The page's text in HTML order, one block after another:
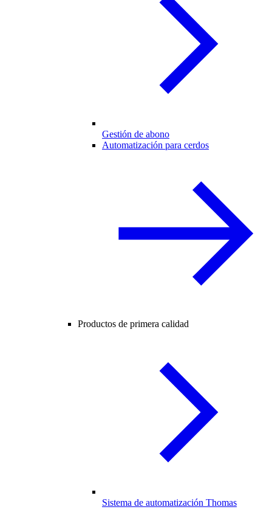
Gestión de abono
Automatización para cerdos
Productos de primera calidad
Sistema de automatización Thomas